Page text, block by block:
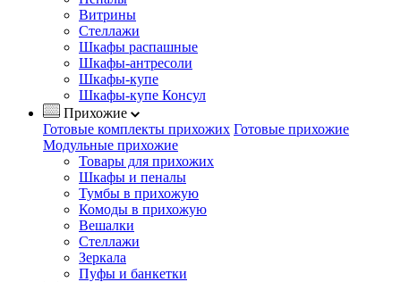
Витрины
Стеллажи
Шкафы распашные
Шкафы-антресоли
Шкафы-купе
Шкафы-купе Консул
Прихожие
Готовые комплекты прихожих Готовые прихожие
Модульные прихожие
Товары для прихожих
Шкафы и пеналы
Тумбы в прихожую
Комоды в прихожую
Вешалки
Стеллажи
Зеркала
Пуфы и банкетки